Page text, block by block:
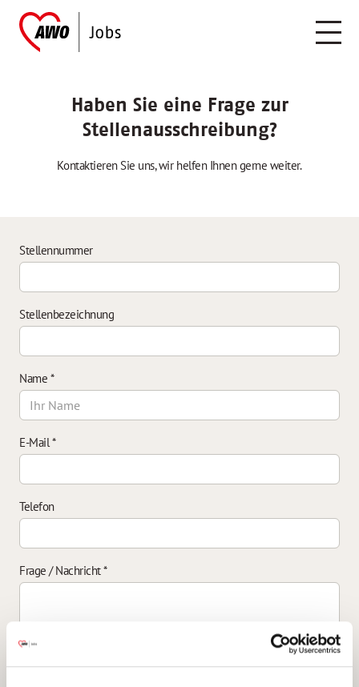
Haben Sie eine Frage zur
Stellenausschreibung?
Kontaktieren Sie uns, wir helfen Ihnen gerne weiter.
Stellennummer
Stellenbezeichnung
Name *
E-Mail*
Telefon
Frage / Nachricht*